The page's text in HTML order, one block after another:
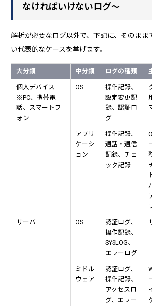
なければいけないログ～
解析が必要なログ以外で、下記に、そのまま
い代表的なケースを挙げます。
大分類 中分類 ログの種類
個人デバイス
※PC、携帯電
話、スマートフ
ォン
OS
操作記録、
設定変更記
録、認証ロ
グ
アプリ
ケーシ
ョン
操作記録、
通話・通信
記録、チェ
ック記録
サーバ OS
認証ログ、
操作記録、
SYSLOG、
エラーログ
ミドル
ウェア
認証ログ、
操作記録、
アクセスロ
グ、エラー